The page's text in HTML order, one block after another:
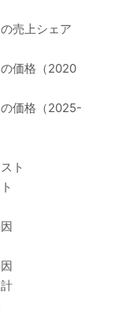
売上シェア
価格（2020
の価格（2025-
ト